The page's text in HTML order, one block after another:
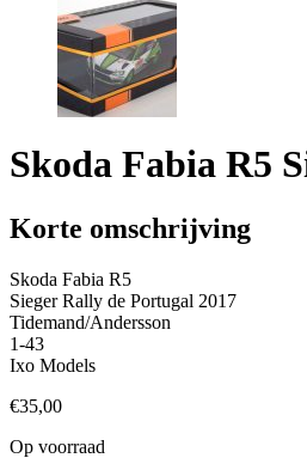
Skoda Fabia R5
Korte omschrijving
Skoda Fabia R5
Sieger Rally de Portugal 2017
Tidemand/Andersson
1-43
Ixo Models
€35,00
Op voorraad